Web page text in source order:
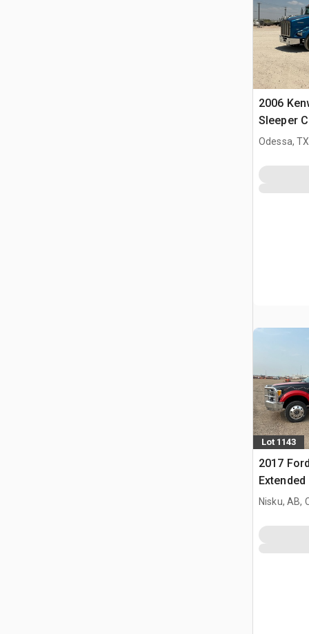
2006
Sleeper
Odessa, TX
Lot 1143
2017
Nisku, AB,